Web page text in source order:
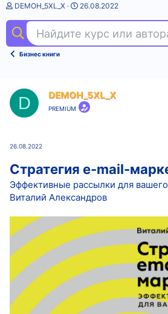
А
т
о
т
DEMOH_5XL_X
Д
а
н
а
26.08.2022
Бизнес книги
D DEMOH_5XL_X
PREMIUM
26.08.2022
Стратегия e-mail-
Эффективные рассылки для
Виталий Александров